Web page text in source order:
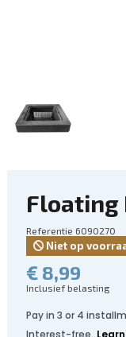
Floating
Referentie 6090270
Niet op
€ 8,99
Inclusief belasting